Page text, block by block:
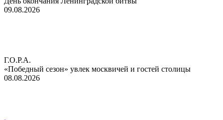
09.08.2026
Г.О.Р.А.
«Победный сезон» увлек москвичей и гостей столицы
08.08.2026